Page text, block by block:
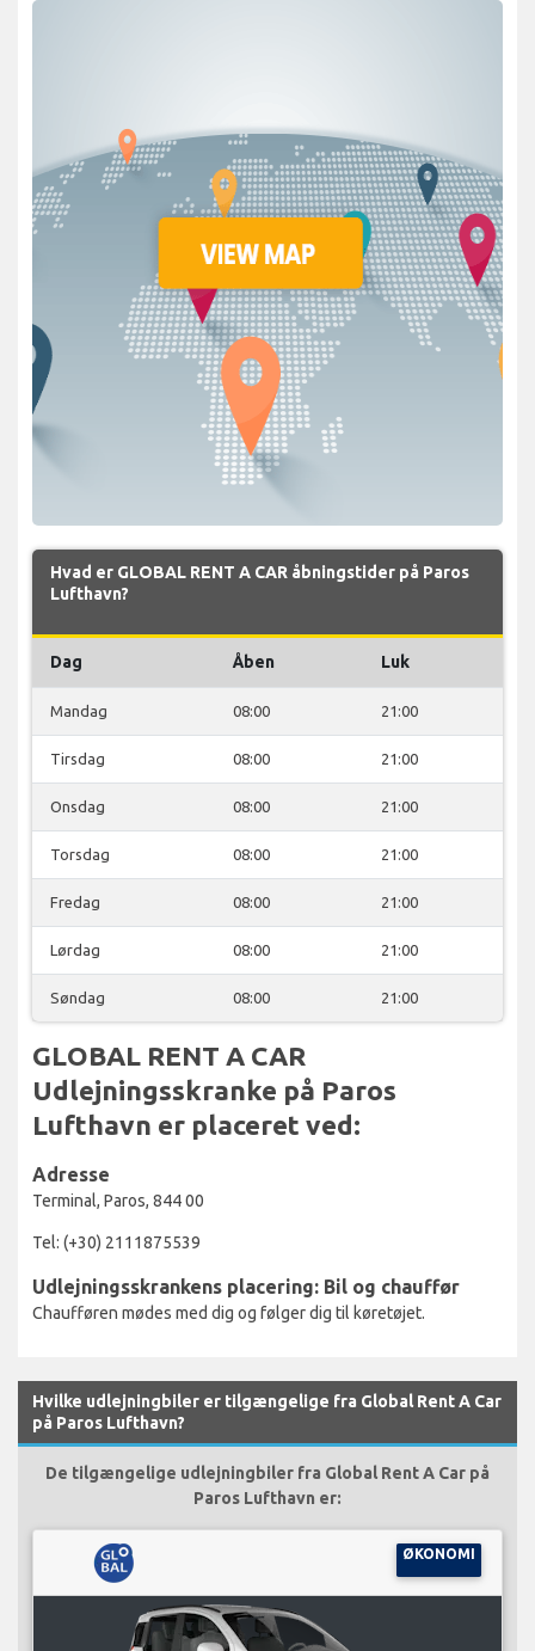
Hvad er GLOBAL RENT A CAR åbningstider på Paros
Lufthavn?
Dag Åben Luk
Mandag 08:00 21:00
Tirsdag 08:00 21:00
Onsdag 08:00 21:00
Torsdag 08:00 21:00
Fredag 08:00 21:00
Lørdag 08:00 21:00
Søndag 08:00 21:00
GLOBAL RENT A CAR
Udlejningsskranke på Paros
Lufthavn er placeret ved:
Adresse
Terminal, Paros, 844 00
Tel: (+30) 2111875539
Udlejningsskrankens placering: Bil og chauffør
Chaufføren mødes med dig og følger dig til køretøjet.
Hvilke udlejningbiler er tilgængelige fra Global Rent A Car
på Paros Lufthavn?
De tilgængelige udlejningbiler fra Global Rent A Car på
Paros Lufthavn er:
ØKONOMI